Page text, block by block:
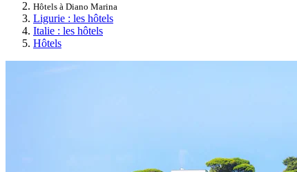
Hôtels à Diano Marina
Ligurie : les hôtels
Italie : les hôtels
Hôtels